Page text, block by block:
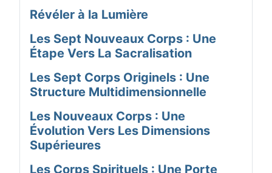
Révéler à la Lumière
Les Sept Nouveaux Corps : Une
Étape Vers La Sacralisation
Les Sept Corps Originels : Une
Structure Multidimensionnelle
Les Nouveaux Corps : Une
Évolution Vers Les Dimensions
Supérieures
Les Corps Spirituels : Une Porte